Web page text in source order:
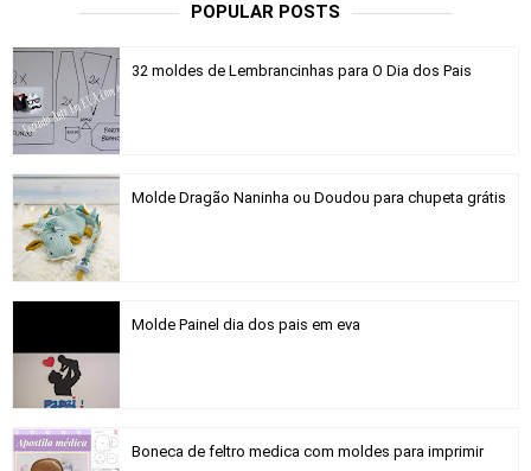
POPULAR POSTS
32 moldes de Lembrancinhas para O Dia dos Pais
Molde Dragão Naninha ou Doudou para chupeta grátis
Molde Painel dia dos pais em eva
Boneca de feltro medica com moldes para imprimir